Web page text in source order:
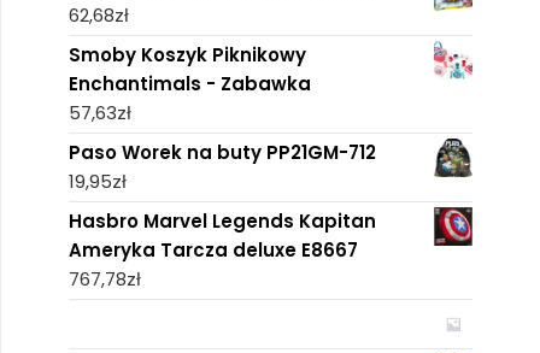
62,68zł
Smoby Koszyk Piknikowy
Enchantimals - Zabawka
57,63zł
Paso Worek na buty PP21GM-712
19,95zł
Hasbro Marvel Legends Kapitan
Ameryka Tarcza deluxe E8667
767,78zł